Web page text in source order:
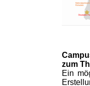
zum
Ein